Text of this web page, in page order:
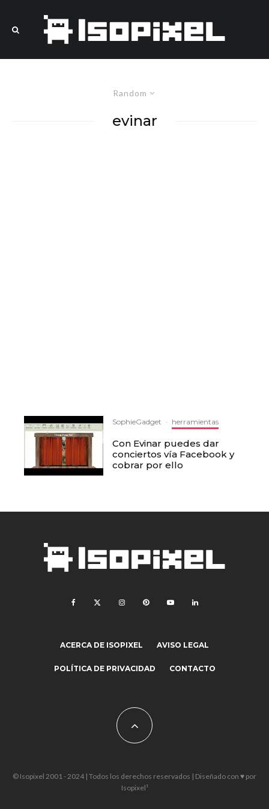
Random
evinar
SophieGadget · herramientas
Con Evinar puedes dar
conciertos vía Facebook y
cobrar por ello
ACERCA DE ISOPIXEL AVISO LEGAL
POLÍTICA DE PRIVACIDAD CONTACTO
© Isopixel 2001 - 2024 | Todos los derechos reservados | Diseñado con ♥ por
Isopixel¹